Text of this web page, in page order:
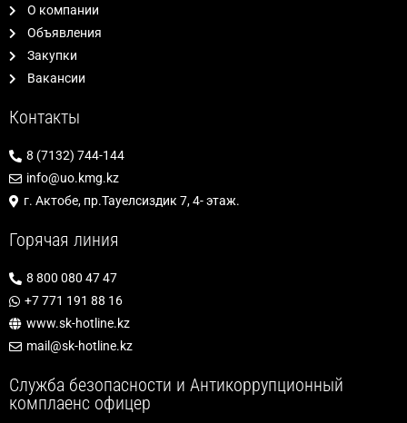
О компании
Объявления
Закупки
Вакансии
Контакты
8 (7132) 744-144
info@uo.kmg.kz
г. Актобе, пр.Тауелсиздик 7, 4- этаж.
Горячая линия
8 800 080 47 47
+7 771 191 88 16
www.sk-hotline.kz
mail@sk-hotline.kz
Служба безопасности и Антикоррупционный
комплаенс офицер